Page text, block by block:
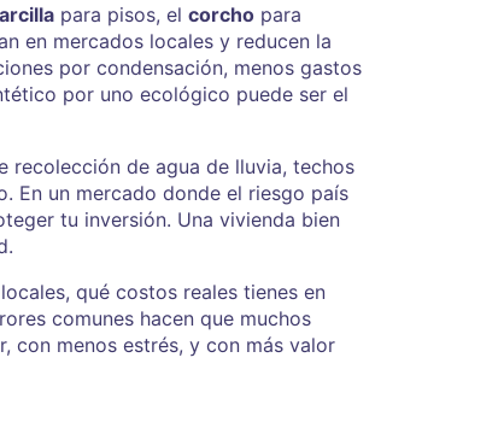
arcilla para pisos, el corcho para
en mercados locales y reducen la
por condensación, menos gastos
por uno ecológico puede ser el
recolección de agua de lluvia, techos
En un mercado donde el riesgo país
tu inversión. Una vivienda bien
qué costos reales tienes en
comunes hacen que muchos
con menos estrés, y con más valor